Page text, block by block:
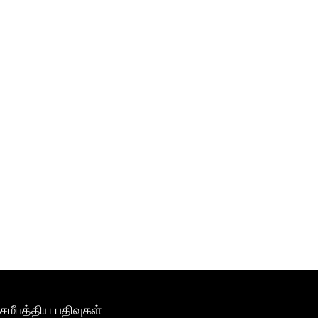
சமீபத்திய பதிவுகள்